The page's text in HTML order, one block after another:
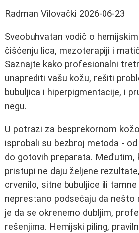
Radman Vilovački 2026-06-23
Sveobuhvatan vodič o
čišćenju lica, mezoterapiji i
Saznajte kako profesionalni
unaprediti vašu kožu, rešiti
bubuljica i hiperpigmentacije, i
negu.
U potrazi za besprekornom
isprobali su bezbroj metoda -
do gotovih preparata. Međutim,
pristupi ne daju željene
crvenilo, sitne bubuljice ili
neprestano podsećaju da nešto
je da se okrenemo dubljim,
rešenjima. Hemijski piling,